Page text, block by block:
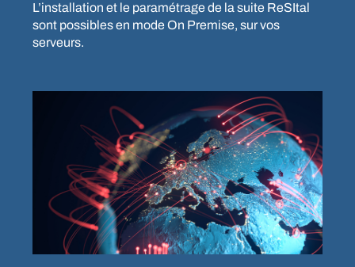
L’installation et le paramétrage de la suite ReSItal
sont possibles en mode On Premise, sur vos
serveurs.